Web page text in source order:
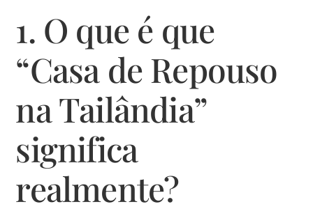
1. O que é que
“Casa de Repouso
na Tailândia”
significa
realmente?